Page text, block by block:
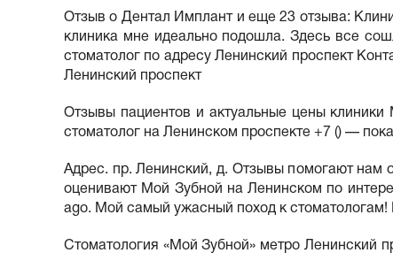
Отзыв о Дентал Имплант и еще 23 отзыва:
клиника мне идеально подошла. Здесь все
стоматолог по адресу Ленинский проспект
Ленинский проспект
Отзывы пациентов и актуальные цены
стоматолог на Ленинском проспекте +7 () —
Адрес. пр. Ленинский, д. Отзывы помогают нам
оценивают Мой Зубной на Ленинском по
ago. Мой самый ужасный поход к
Стоматология «Мой Зубной» метро Ленинский